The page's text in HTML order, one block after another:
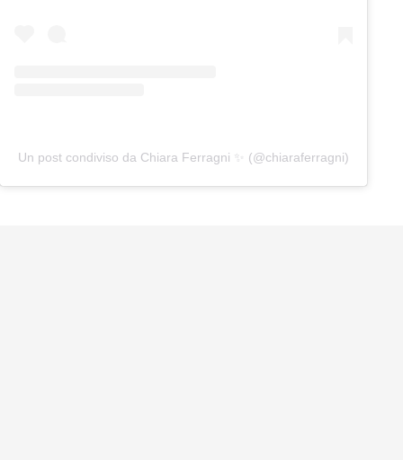
Un post condiviso da Chiara Ferragni ✨ (@chiaraferragni)